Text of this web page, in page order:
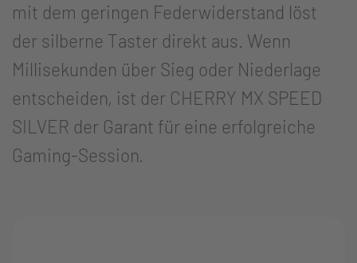
mit dem geringen Federwiderstand löst
der silberne Taster direkt aus. Wenn
Millisekunden über Sieg oder Niederlage
entscheiden, ist der CHERRY MX SPEED
SILVER der Garant für eine erfolgreiche
Gaming-Session.